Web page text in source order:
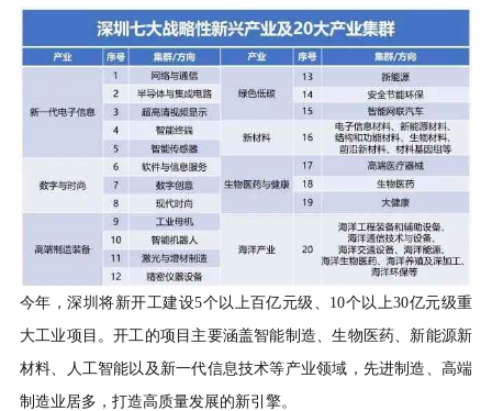
今年，深圳将新开工建设5个以上百亿元级、10个以上30亿元级重
大工业项目。开工的项目主要涵盖智能制造、生物医药、新能源新
材料、人工智能以及新一代信息技术等产业领域，先进制造、高端
制造业居多，打造高质量发展的新引擎。